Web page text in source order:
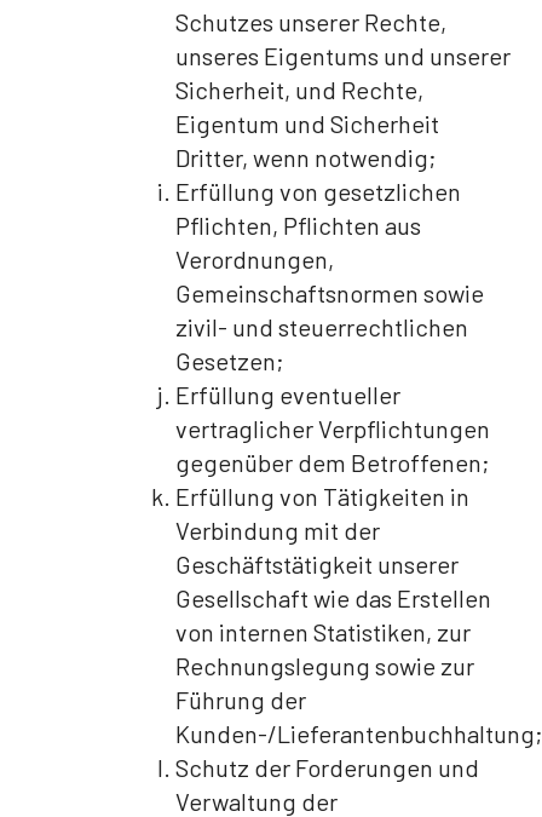
Schutzes unserer Rechte,
unseres Eigentums und unserer
Sicherheit, und Rechte,
Eigentum und Sicherheit
Dritter, wenn notwendig;
Erfüllung von gesetzlichen
Pflichten, Pflichten aus
Verordnungen,
Gemeinschaftsnormen sowie
zivil- und steuerrechtlichen
Gesetzen;
Erfüllung eventueller
vertraglicher Verpflichtungen
gegenüber dem Betroffenen;
Erfüllung von Tätigkeiten in
Verbindung mit der
Geschäftstätigkeit unserer
Gesellschaft wie das Erstellen
von internen Statistiken, zur
Rechnungslegung sowie zur
Führung der
Kunden-/Lieferantenbuchhaltung;
Schutz der Forderungen und
Verwaltung der